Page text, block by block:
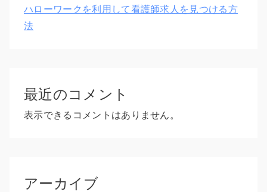
ハローワークを利用して看護師求人を見つける方
法
最近のコメント
表示できるコメントはありません。
アーカイブ